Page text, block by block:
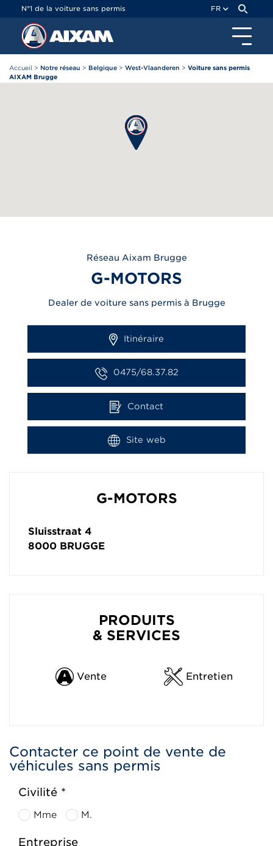
N°1 de la voiture sans permis FR
Accueil > Notre réseau > Belgique > West-Vlaanderen > Voiture sans permis
AIXAM Brugge
Réseau Aixam Brugge
G-MOTORS
Dealer de voiture sans permis à Brugge
Itinéraire
0475/68.37.82
Contact
Site web
G-MOTORS
Sluisstraat 4
8000 BRUGGE
PRODUITS
& SERVICES
Vente Entretien
Contacter ce point de vente de
véhicules sans permis
Civilité *
Mme M.
Entreprise
Panneau de gestion des cookies